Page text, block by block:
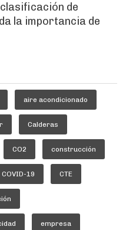
de
la importancia de
aire acondicionado
Calderas
CO2 construcción
COVID-19 CTE
empresa